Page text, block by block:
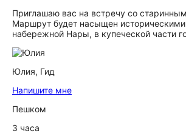
Приглашаю вас на встречу со
Маршрут будет насыщен
набережной Нары, в купеческой части
Юлия, Гид
Напишите мне
Пешком
3 часа